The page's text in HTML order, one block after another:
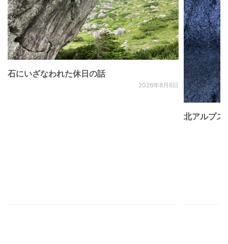
石にいざなわれた休日の話
2026年8月6日
北アルプ